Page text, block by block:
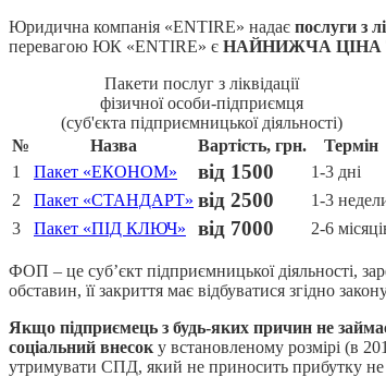
Юридична компанія «ENTIRE» надає послуги з
перевагою ЮК «ENTIRE» є НАЙНИЖЧА ЦІНА
Пакети послуг з ліквідації
фізичної особи-підприємця
(суб'єкта підприємницької діяльності)
№
Назва Вартість, грн.
Термін
1
Пакет «ЕКОНОМ» від 1500
1-3 дні
2
Пакет «СТАНДАРТ» від 2500
1-3
3
Пакет «ПІД КЛЮЧ» від 7000 2-6
ФОП – це суб’єкт підприємницької діяльності,
обставин, її закриття має відбуватися згідно
Якщо підприємець з будь-яких причин не
соціальний внесок у встановленому розмірі (в
утримувати СПД, який не приносить прибутку не